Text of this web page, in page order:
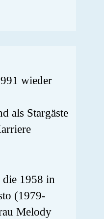
wieder
als Stargäste
die 1958 in
(1979-
Melody